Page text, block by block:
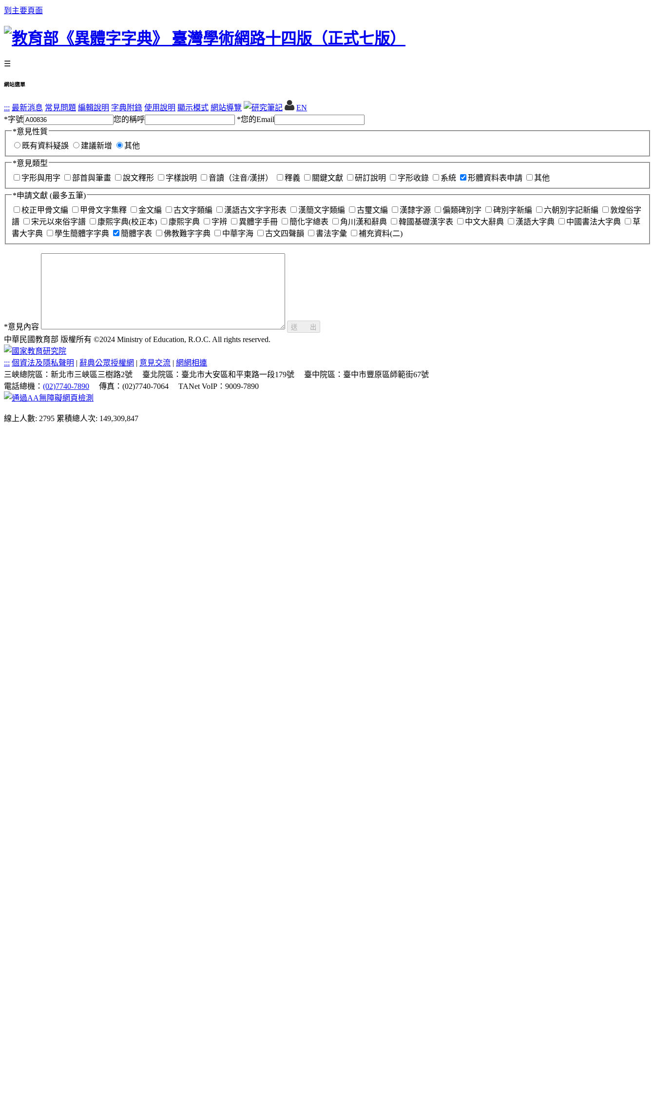
到主要頁面
☰
網站選單
::: 最新消息 常見問題 編輯說明 字典附錄 使用說明 顯示模式 網站導覽
EN
*字號 您的稱呼 *您的Email
*意見性質
既有資料疑誤
建議新增 其他
*意見類型
字形與用字
部首與筆畫 說文釋形 字樣說明 音讀（注音/漢拼） 釋義 關鍵文獻 研訂說明 字形收錄 系統 形體資料表申請 其他
*申請文獻 (最多五筆)
校正甲骨文編
甲骨文字集釋 金文編 古文字類編 漢語古文字字形表 漢簡文字類編 古璽文編 漢隸字源 偏類碑別字 碑別字新編 六朝別字記新編
敦煌俗字
譜
宋元以來俗字譜 康熙字典(校正本) 康熙字典 字辨 異體字手冊 簡化字總表 角川漢和辭典 韓國基礎漢字表 中文大辭典 漢語大字典 中國書法大字典
草
書大字典
學生簡體字字典 簡體字表 佛教難字字典 中華字海 古文四聲韻 書法字彙 補充資料(二)
*意見內容 送 出
中華民國教育部 版權所有 ©2024 Ministry of Education, R.O.C. All rights reserved.
::: 個資法及隱私聲明 | 辭典公眾授權網 | 意見交流 | 網網相連
三峽總院區：新北市三峽區三樹路2號
臺北院區：臺北市大安區和平東路一段179號
臺中院區：臺中市豐原區師範街67號
電話總機： (02)7740-7890 傳真：(02)7740-7064 TANet VoIP：9009-7890
線上人數: 2795 累積總人次: 149,309,847